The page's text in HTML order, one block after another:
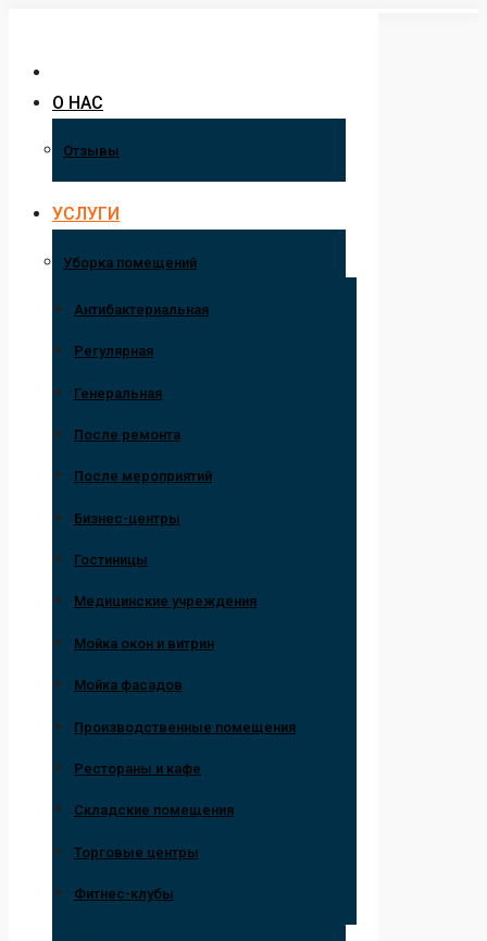
О НАС
Отзывы
УСЛУГИ
Уборка помещений
Антибактериальная
Регулярная
Генеральная
После ремонта
После мероприятий
Бизнес-центры
Гостиницы
Медицинские учреждения
Мойка окон и витрин
Мойка фасадов
Производственные помещения
Рестораны и кафе
Складские помещения
Торговые центры
Фитнес-клубы